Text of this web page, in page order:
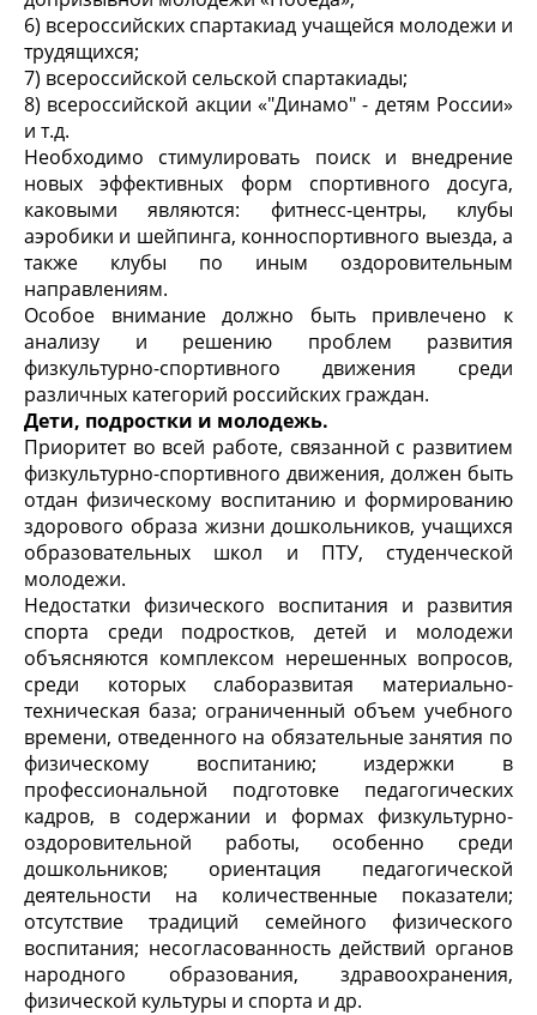
6) всероссийских спартакиад учащейся молодежи и
трудящихся;
7) всероссийской сельской спартакиады;
8) всероссийской акции «"Динамо" - детям России»
и т.д.
Необходимо стимулировать поиск и внедрение
новых эффективных форм спортивного досуга,
каковыми являются: фитнесс-центры, клубы
аэробики и шейпинга, конноспортивного выезда, а
также клубы по иным оздоровительным
направлениям.
Особое внимание должно быть привлечено к
анализу и решению проблем развития
физкультурно-спортивного движения среди
различных категорий российских граждан.
Дети, подростки и молодежь.
Приоритет во всей работе, связанной с развитием
физкультурно-спортивного движения, должен быть
отдан физическому воспитанию и формированию
здорового образа жизни дошкольников, учащихся
образовательных школ и ПТУ, студенческой
молодежи.
Недостатки физического воспитания и развития
спорта среди подростков, детей и молодежи
объясняются комплексом нерешенных вопросов,
среди которых слаборазвитая материально-
техническая база; ограниченный объем учебного
времени, отведенного на обязательные занятия по
физическому воспитанию; издержки в
профессиональной подготовке педагогических
кадров, в содержании и формах физкультурно-
оздоровительной работы, особенно среди
дошкольников; ориентация педагогической
деятельности на количественные показатели;
отсутствие традиций семейного физического
воспитания; несогласованность действий органов
народного образования, здравоохранения,
физической культуры и спорта и др.